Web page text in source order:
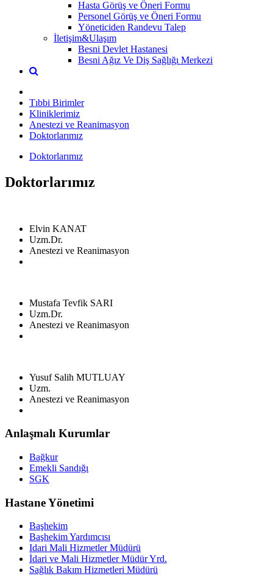
Hasta Görüş ve Öneri Formu
Personel Görüş ve Öneri Formu
Yöneticiden Randevu Talep
İletişim&Ulaşım
Besni Devlet Hastanesi
Besni Ağız Ve Diş Sağlığı Merkezi
Tıbbi Birimler
Kliniklerimiz
Anestezi ve Reanimasyon
Doktorlarımız
Doktorlarımız
Doktorlarımız
Elvin KANAT
Uzm.Dr.
Anestezi ve Reanimasyon
Mustafa Tevfik SARI
Uzm.Dr.
Anestezi ve Reanimasyon
Yusuf Salih MUTLUAY
Uzm.
Anestezi ve Reanimasyon
Anlaşmalı Kurumlar
Bağkur
Emekli Sandığı
SGK
Hastane Yönetimi
Başhekim
Başhekim Yardımcısı
Idari Mali Hizmetler Müdürü
İdari ve Mali Hizmetler Müdür Yrd.
Sağlık Bakım Hizmetleri Müdürü